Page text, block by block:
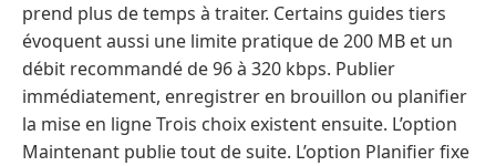
prend plus de temps à traiter. Certains guides tiers
évoquent aussi une limite pratique de 200 MB et un
débit recommandé de 96 à 320 kbps. Publier
immédiatement, enregistrer en brouillon ou planifier
la mise en ligne Trois choix existent ensuite. L’option
Maintenant publie tout de suite. L’option Planifier fixe